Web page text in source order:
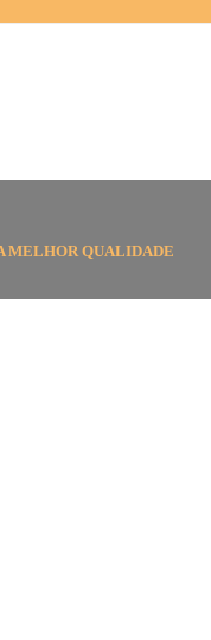
MELHOR QUALIDADE